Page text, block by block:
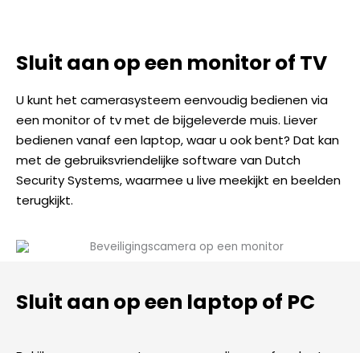
Sluit aan op een monitor of TV
U kunt het camerasysteem eenvoudig bedienen via
een monitor of tv met de bijgeleverde muis. Liever
bedienen vanaf een laptop, waar u ook bent? Dat kan
met de gebruiksvriendelijke software van Dutch
Security Systems, waarmee u live meekijkt en beelden
terugkijkt.
Sluit aan op een laptop of PC